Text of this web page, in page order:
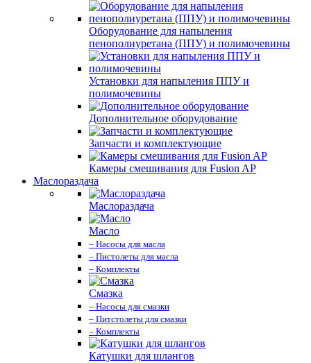
Оборудование для напыления
пенополиуретана (ППУ) и полимочевины
Установки для напыления ППУ и
полимочевины
Дополнительное оборудование
Запчасти и комплектующие
Камеры смешивания для Fusion AP
Маслораздача
Маслораздача
Масло
– Насосы для масла
– Пистолеты для масла
– Комплекты
Смазка
– Насосы для смазки
– Питстолеты для смазки
– Комплекты
Катушки для шлангов